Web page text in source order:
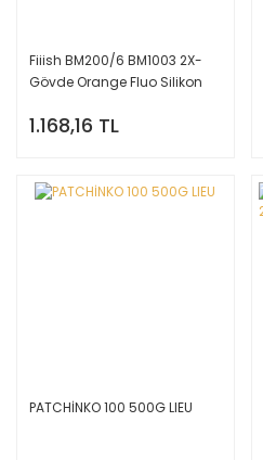
Fiiish BM200/6 BM1003 2X-
Gövde Orange Fluo Silikon
1.168,16 TL
PATCHİNKO 100 500G LIEU